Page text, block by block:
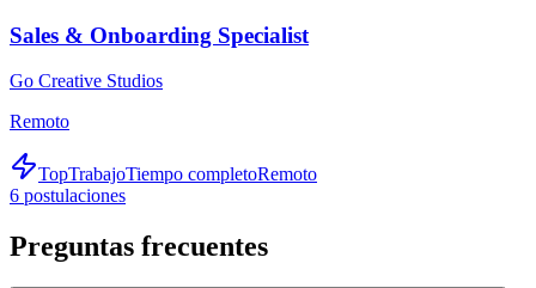
Sales & Onboarding Specialist
Go Creative Studios
Remoto
TopTrabajoTiempo completoRemoto
6 postulaciones
Preguntas frecuentes